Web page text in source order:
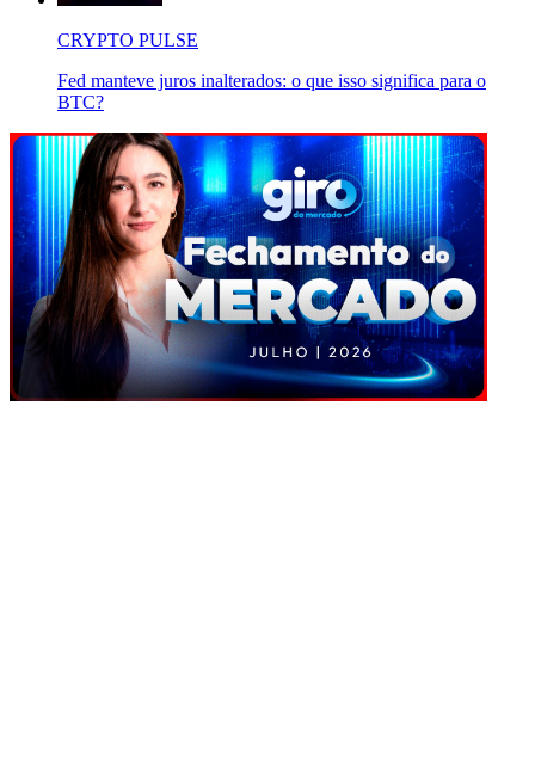
CRYPTO PULSE
Fed manteve juros inalterados: o que isso significa para o
BTC?